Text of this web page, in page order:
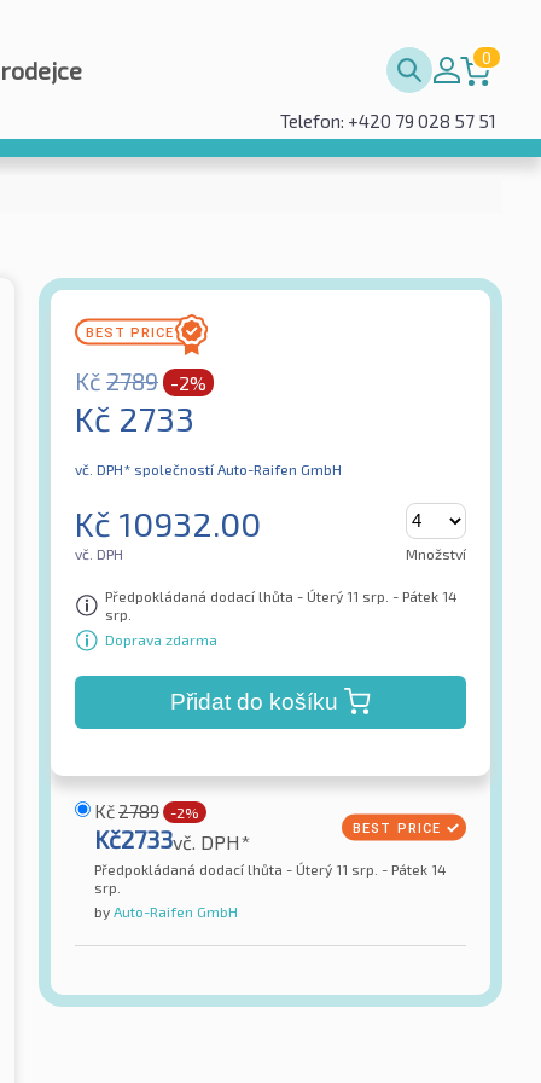
0
Telefon: +420 79 028 57 51
Kč 2789 -2%
Kč 2733
vč. DPH* společností Auto-Raifen GmbH
Kč 10932.00
vč. DPH Množství
Předpokládaná dodací lhůta - Úterý 11 srp. - Pátek 14
srp.
Doprava zdarma
Přidat do košíku
Kč2789 -2%
Kč2733vč. DPH*
Předpokládaná dodací lhůta - Úterý 11 srp. - Pátek 14
srp.
by Auto-Raifen GmbH